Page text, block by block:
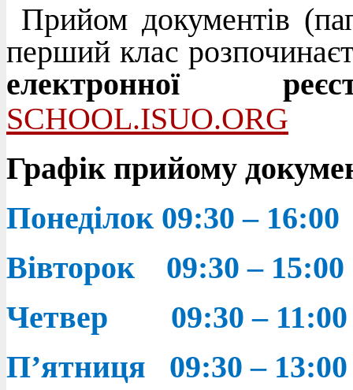
Прийом документів
перший клас
електронної
SCHOOL.ISUO.ORG
Графік прийому
Понеділок 09:30 – 16:00
Вівторок 09:30 – 15:00
Четвер 09:30 – 11:00
П’ятниця 09:30 – 13:00